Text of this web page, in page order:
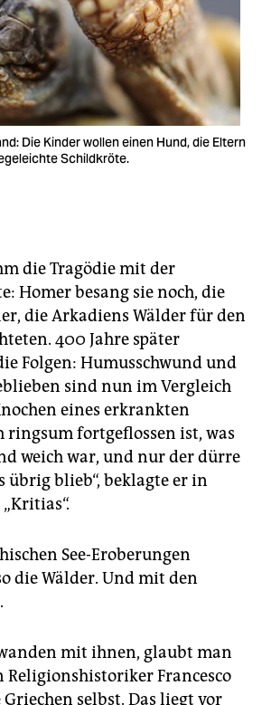
Die Kinder wollen einen Hund, die Eltern
Schildkröte.
die Tragödie mit der
Homer besang sie noch, die
die Arkadiens Wälder für den
400 Jahre später
Folgen: Humusschwund und
sind nun im Vergleich
eines erkrankten
ringsum fortgeflossen ist, was
weich war, und nur der dürre
übrig blieb“, beklagte er in
See-Eroberungen
die Wälder. Und mit den
mit ihnen, glaubt man
Francesco
selbst. Das liegt vor